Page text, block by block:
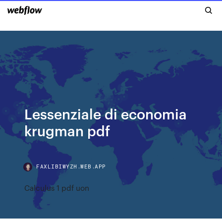
Lessenziale di economia
krugman pdf
FAXLIBIWYZH.WEB.APP
Calculus 1 pdf uon